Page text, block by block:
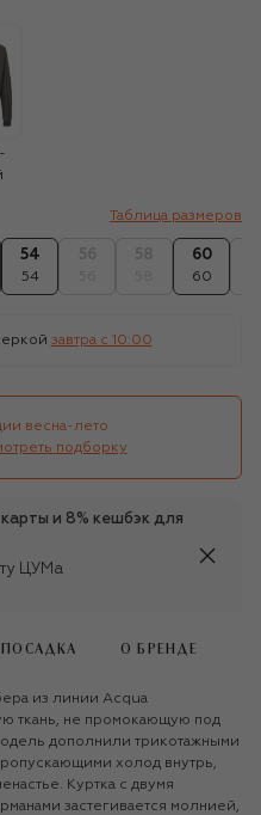
Таблица размеров
54
54
60
60
завтра c 10:00
весна-лето
подборку
и 8% кешбэк для
ЦУМа
ПОСАДКА О БРЕНДЕ
из линии Acqua
ткань, не промокающую под
дополнили трикотажными
холод внутрь,
Куртка с двумя
застегивается молнией,